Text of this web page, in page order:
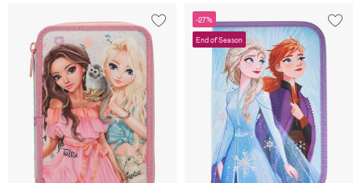
-27%
End of Season